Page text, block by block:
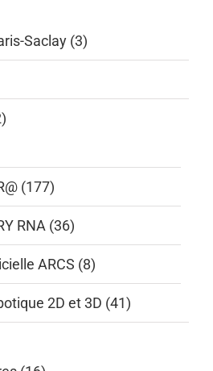
Saclay (3)
(177)
RNA (36)
ARCS (8)
2D et 3D (41)